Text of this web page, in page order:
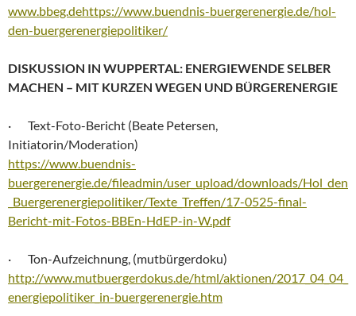
www.bbeg.dehttps://www.buendnis-buergerenergie.de/hol-
den-buergerenergiepolitiker/
DISKUSSION IN WUPPERTAL: ENERGIEWENDE SELBER
MACHEN – MIT KURZEN WEGEN UND BÜRGERENERGIE
· Text-Foto-Bericht (Beate Petersen,
Initiatorin/Moderation)
https://www.buendnis-
buergerenergie.de/fileadmin/user_upload/downloads/Hol_den
_Buergerenergiepolitiker/Texte_Treffen/17-0525-final-
Bericht-mit-Fotos-BBEn-HdEP-in-W.pdf
· Ton-Aufzeichnung, (mutbürgerdoku)
http://www.mutbuergerdokus.de/html/aktionen/2017_04_04_
energiepolitiker_in-buergerenergie.htm